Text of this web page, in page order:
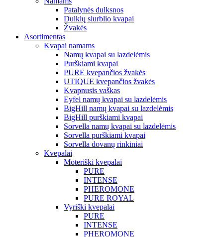
Patalynės dulksnos
Dulkių siurblio kvapai
Žvakės
Asortimentas
Kvapai namams
Namų kvapai su lazdelėmis
Purškiami kvapai
PURE kvepančios žvakės
UTIQUE kvepančios žvakės
Kvapnusis vaškas
Eyfel namų kvapai su lazdelėmis
BigHill namų kvapai su lazdelėmis
BigHill purškiami kvapai
Sorvella namų kvapai su lazdelėmis
Sorvella purškiami kvapai
Sorvella dovanų rinkiniai
Kvepalai
Moteriški kvepalai
PURE
INTENSE
PHEROMONE
PURE ROYAL
Vyriški kvepalai
PURE
INTENSE
PHEROMONE